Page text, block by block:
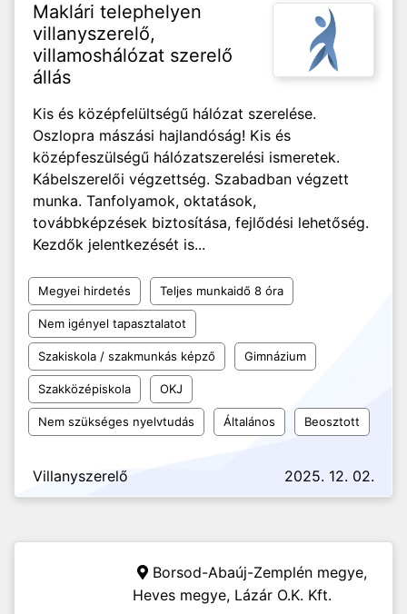
Maklári telephelyen
villanyszerelő,
villamoshálózat szerelő
állás
Kis és középfelültségű hálózat szerelése.
Oszlopra mászási hajlandóság! Kis és
középfeszülségű hálózatszerelési ismeretek.
Kábelszerelői végzettség. Szabadban végzett
munka. Tanfolyamok, oktatások,
továbbképzések biztosítása, fejlődési lehetőség.
Kezdők jelentkezését is...
Megyei hirdetés Teljes munkaidő 8 óra
Nem igényel tapasztalatot
Szakiskola / szakmunkás képző Gimnázium
Szakközépiskola OKJ
Nem szükséges nyelvtudás Általános Beosztott
Villanyszerelő 2025. 12. 02.
Borsod-Abaúj-Zemplén megye,
Heves megye, Lázár O.K. Kft.